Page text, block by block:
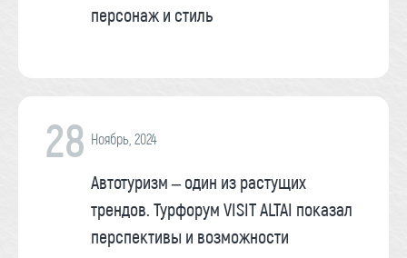
персонаж и стиль
28 Ноябрь, 2024
Автотуризм – один из растущих
трендов. Турфорум VISIT ALTAI показал
перспективы и возможности